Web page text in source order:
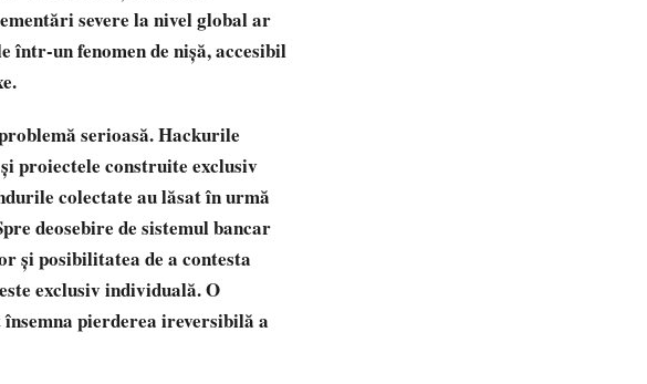
severe la nivel global ar
într-un fenomen de nișă, accesibil
serioasă. Hackurile
proiectele construite exclusiv
colectate au lăsat în urmă
deosebire de sistemul bancar
și posibilitatea de a contesta
exclusiv individuală. O
pierderea ireversibilă a